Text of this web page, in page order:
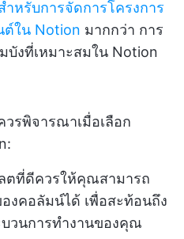
ำหรับการจัดการโครงการ
ใน Notion มากกว่า การ
บังที่เหมาะสมใน Notion
รพิจารณาเมื่อเลือก
ตที่ดีควรให้คุณสามารถ
งคอลัมน์ได้ เพื่อสะท้อนถึง
วนการทำงานของคุณ